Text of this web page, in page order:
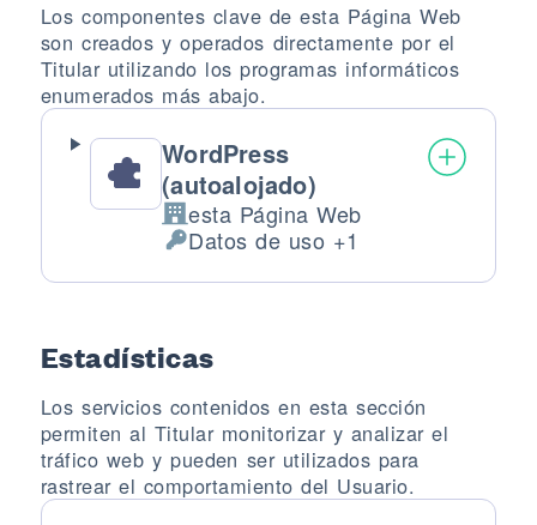
Los componentes clave de esta Página Web
son creados y operados directamente por el
Titular utilizando los programas informáticos
enumerados más abajo.
WordPress
(autoalojado)
Empresa:
esta Página Web
Datos Personales tratados:
Datos de uso +1
Estadísticas
Los servicios contenidos en esta sección
permiten al Titular monitorizar y analizar el
tráfico web y pueden ser utilizados para
rastrear el comportamiento del Usuario.